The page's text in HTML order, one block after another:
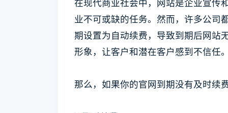
在现代商业社会中，网站是企业宣传
业不可或缺的任务。然而，许多公司
期设置为自动续费，导致到期后网站
形象，让客户和潜在客户感到不信任
那么，如果你的官网到期没有及时续